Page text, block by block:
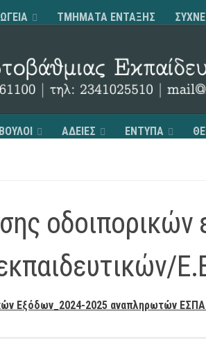
ΤΜΗΜΑΤΑ ΕΝΤΑΞΗΣ
ΑΔΕΙΕΣ ΕΝΤΥΠΑ
οδοιπορικών
Εξόδων_2024-2025 αναπληρωτών